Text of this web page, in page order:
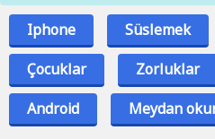
Iphone Süslemek
Çocuklar
Zorluklar
Android
Meydan